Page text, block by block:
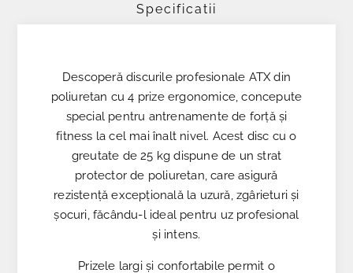
Specificatii
Descoperă discurile profesionale ATX din
poliuretan cu 4 prize ergonomice, concepute
special pentru antrenamente de forță și
fitness la cel mai înalt nivel. Acest disc cu o
greutate de 25 kg dispune de un strat
protector de poliuretan, care asigură
rezistență excepțională la uzură, zgârieturi și
șocuri, făcându-l ideal pentru uz profesional
și intens.
Prizele largi și confortabile permit o